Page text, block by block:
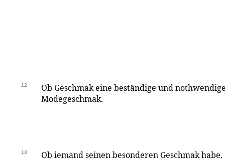
12
Ob Geschmak eine beständige und
Modegeschmak.
13 Ob iemand seinen besonderen Geschmak habe.